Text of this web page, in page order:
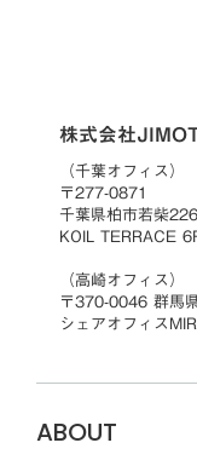
株式会社
（千葉オフィス）
〒277-0871
千葉県柏市若柴
KOIL TERRACE
（高崎オフィス）
〒370-0046 群馬
シェアオフィス
ABOUT